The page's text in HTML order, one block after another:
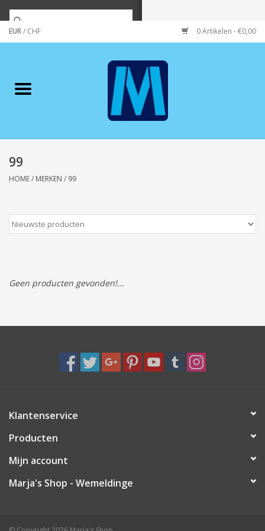
EUR/ CHF 0 Artikelen - €0,00
Merken
Wonen/koken/huishouden
Wenskaarten
Tassen/Portemonnee
Boeken
Speelgoed & hobby
Cadeau & feest
Contact/Locatie
99
HOME/ MERKEN / 99
Geen producten gevonden!...
Klantenservice
Producten
Mijn account
Marja's Shop - Wemeldinge